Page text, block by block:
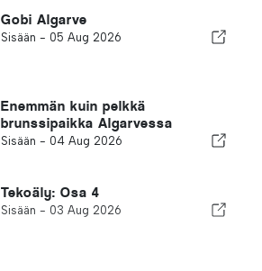
Gobi Algarve
Sisään - 05 Aug 2026
Enemmän kuin pelkkä
brunssipaikka Algarvessa
Sisään - 04 Aug 2026
Tekoäly: Osa 4
Sisään - 03 Aug 2026